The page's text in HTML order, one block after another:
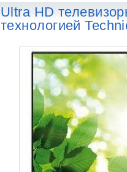
Ultra HD
технологией